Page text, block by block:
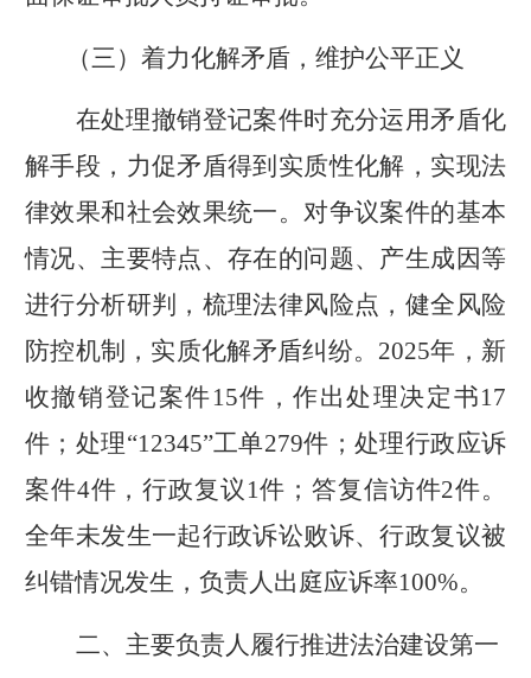
（三）着力化解矛盾，维护公平正义
在处理撤销登记案件时充分运用矛盾化
解手段，力促矛盾得到实质性化解，实现法
律效果和社会效果统一。对争议案件的基本
情况、主要特点、存在的问题、产生成因等
进行分析研判，梳理法律风险点，健全风险
防控机制，实质化解矛盾纠纷。 2025年，新
收撤销登记案件15件，作出处理决定书17
件；处理“12345”工单279件；处理行政应诉
案件4件，行政复议 1件；答复信访件2件。
全年未发生一起行政诉讼败诉、行政复议被
纠错情况发生，负责人出庭应诉率100%。
二、主要负责人 履行推进法治建设第一